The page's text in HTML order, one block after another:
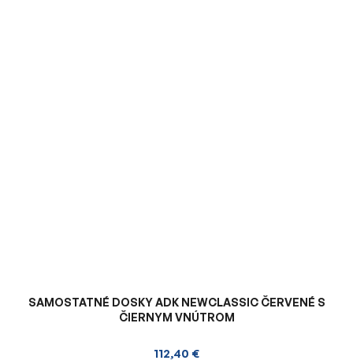
SAMOSTATNÉ DOSKY ADK NEWCLASSIC ČERVENÉ S
ČIERNYM VNÚTROM
112,40 €